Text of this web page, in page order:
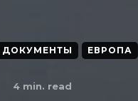
ДОКУМЕНТЫ ЕВРОПА
4 min. read